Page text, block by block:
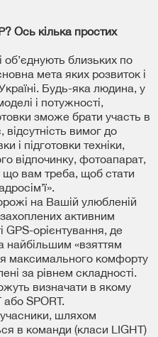
Ось кілька простих
близьких по
мета яких розвиток і
Будь-яка людина, у
і потужності,
зможе брати участь в
відсутність вимог до
і підготовки техніки,
відпочинку, фотоапарат,
що вам треба, щоб стати
на Вашій улюбленій
захоплених активним
орієнтування, де
найбільшим «взяттям
максимального комфорту
за рівнем складності.
визначати в якому
або SPORT.
шляхом
в команди (класи LIGHT)